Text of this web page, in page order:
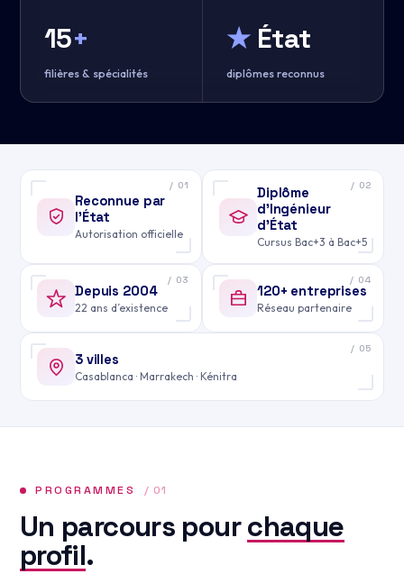
15+
filières & spécialités
★État
diplômes reconnus
/ 01
Reconnue par
l’État
Autorisation officielle
/ 02
Diplôme
d’Ingénieur
d’État
Cursus Bac+3 à Bac+5
/ 03
Depuis 2004
22 ans d’existence
/ 04
120+ entreprises
Réseau partenaire
/ 05
3 villes
Casablanca · Marrakech · Kénitra
PROGRAMMES / 01
Un parcours pourchaque
profil.